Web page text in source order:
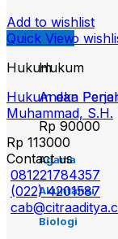
Add to
Hukum
Aneka
Rp 90000
Agama
Akuntansi
Biologi
Add to wishlist
Quick View
Hukum
Hukum dan
Muhammad, S.H.
Rp 113000
Contact us
081221784357
(022) 4201587